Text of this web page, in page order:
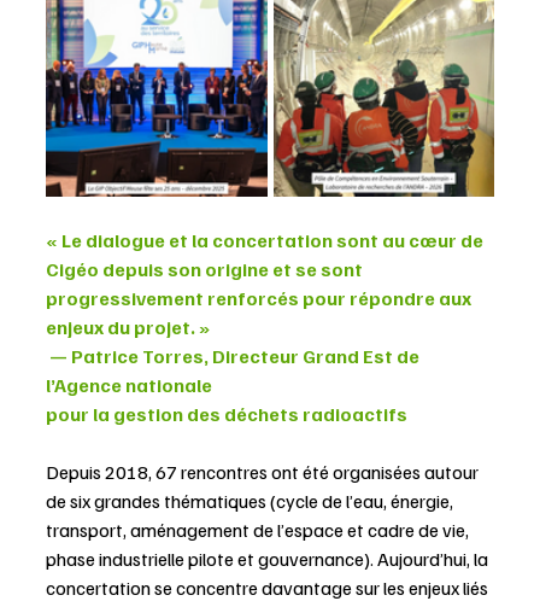
« Le dialogue et la concertation sont au cœur de
Cigéo depuis son origine et se sont
progressivement renforcés pour répondre aux
enjeux du projet. »
— Patrice Torres, Directeur Grand Est de
l’Agence nationale
pour la gestion des déchets radioactifs
Depuis 2018, 67 rencontres ont été organisées autour
de six grandes thématiques (cycle de l’eau, énergie,
transport, aménagement de l’espace et cadre de vie,
phase industrielle pilote et gouvernance). Aujourd’hui, la
concertation se concentre davantage sur les enjeux liés